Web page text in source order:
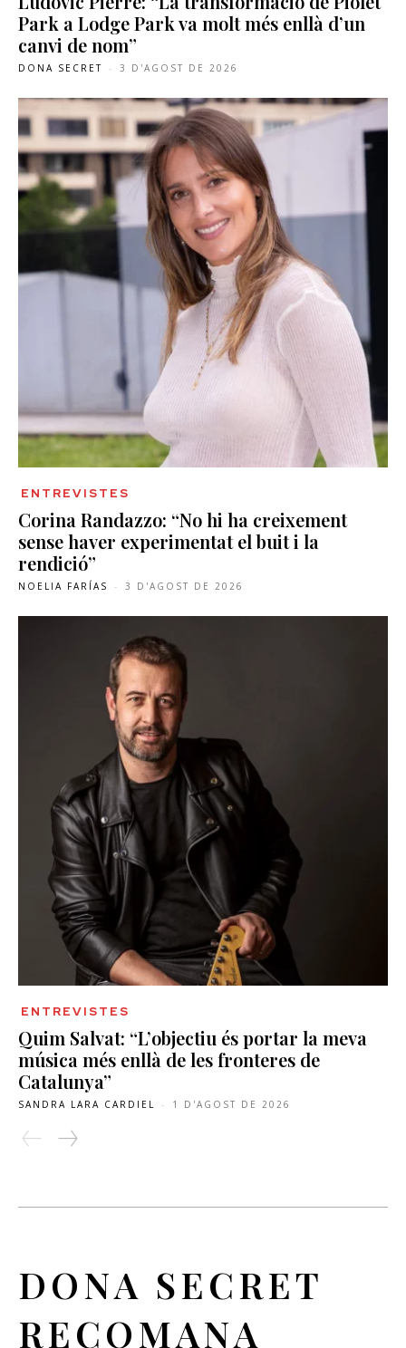
Park a Lodge Park va molt més enllà d’un
canvi de nom”
DONA SECRET - 3 D'AGOST DE 2026
ENTREVISTES
Corina Randazzo: “No hi ha creixement
sense haver experimentat el buit i la
rendició”
NOELIA FARÍAS - 3 D'AGOST DE 2026
ENTREVISTES
Quim Salvat: “L’objectiu és portar la meva
música més enllà de les fronteres de
Catalunya”
SANDRA LARA CARDIEL - 1 D'AGOST DE 2026
DONA SECRET
RECOMANA